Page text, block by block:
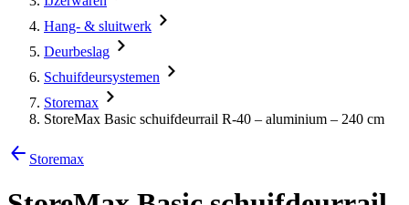
Hang- & sluitwerk
Deurbeslag
Schuifdeursystemen
Storemax
StoreMax Basic schuifdeurrail R-40 – aluminium – 240 cm
Storemax